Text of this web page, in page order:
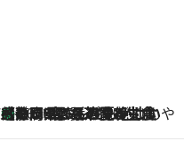
府県の手みやげ ひんやりスイーツで夏を満喫
2026.8.5
【静岡県】この夏絶対食べたい 冷やしておいしいおやつ3選 お茶香る生食感のふるふるゼリー